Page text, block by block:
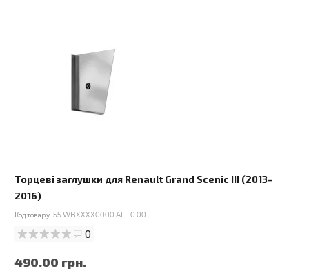
Торцеві заглушки для Renault Grand Scenic III (2013–
2016)
Код товару: 55.WBXXXX0000.ALL.0.00
0
490.00 грн.